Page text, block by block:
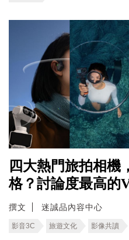
四大熱門旅拍相機
格？討論度最高的
撰文 迷誠品內容中心
影音3C 旅遊文化 影像共讀